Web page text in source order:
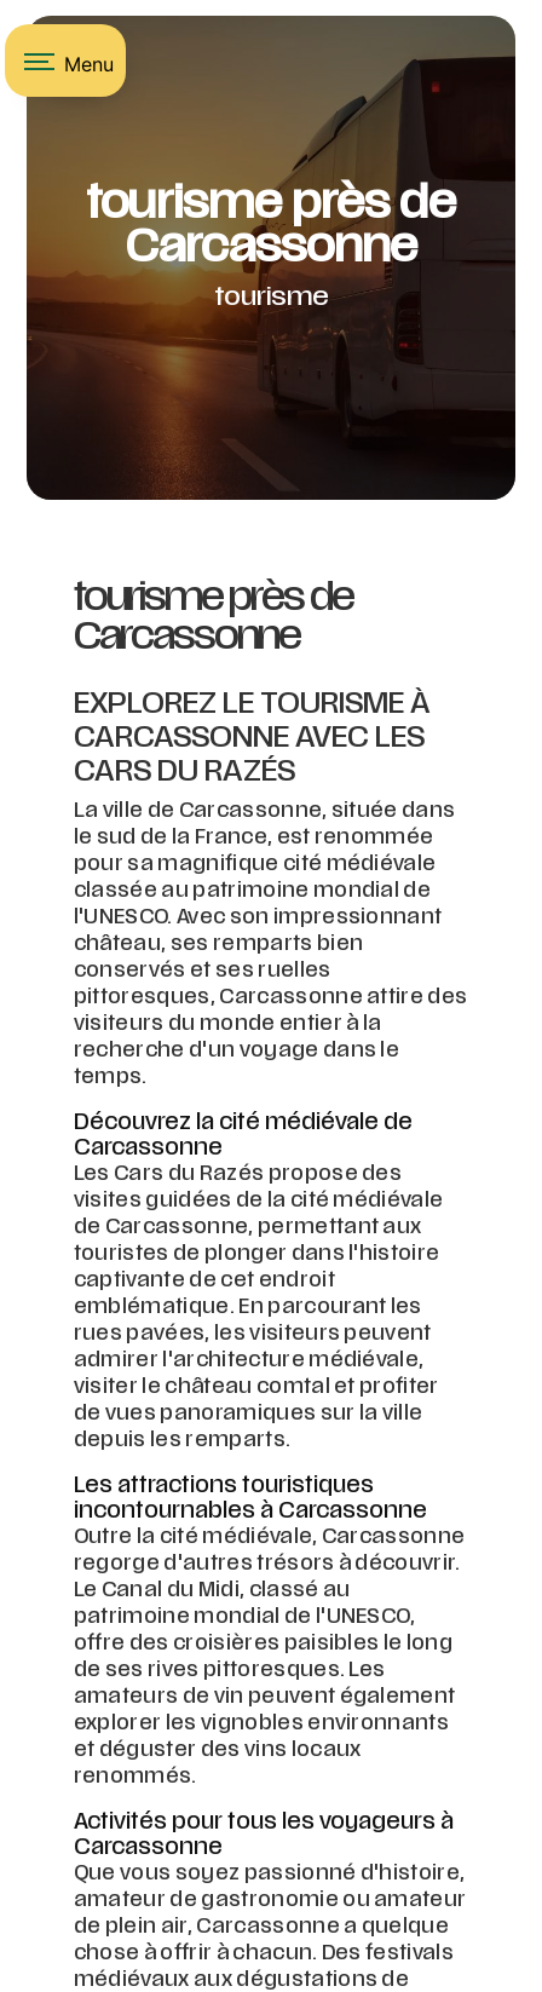
Menu
tourisme près de
Carcassonne
tourisme
tourisme près de
Carcassonne
EXPLOREZ LE TOURISME À
CARCASSONNE AVEC LES
CARS DU RAZÉS
La ville de Carcassonne, située dans
le sud de la France, est renommée
pour sa magnifique cité médiévale
classée au patrimoine mondial de
l'UNESCO. Avec son impressionnant
château, ses remparts bien
conservés et ses ruelles
pittoresques, Carcassonne attire des
visiteurs du monde entier à la
recherche d'un voyage dans le
temps.
Découvrez la cité médiévale de
Carcassonne
Les Cars du Razés propose des
visites guidées de la cité médiévale
de Carcassonne, permettant aux
touristes de plonger dans l'histoire
captivante de cet endroit
emblématique. En parcourant les
rues pavées, les visiteurs peuvent
admirer l'architecture médiévale,
visiter le château comtal et profiter
de vues panoramiques sur la ville
depuis les remparts.
Les attractions touristiques
incontournables à Carcassonne
Outre la cité médiévale, Carcassonne
regorge d'autres trésors à découvrir.
Le Canal du Midi, classé au
patrimoine mondial de l'UNESCO,
offre des croisières paisibles le long
de ses rives pittoresques. Les
amateurs de vin peuvent également
explorer les vignobles environnants
et déguster des vins locaux
renommés.
Activités pour tous les voyageurs à
Carcassonne
Que vous soyez passionné d'histoire,
amateur de gastronomie ou amateur
de plein air, Carcassonne a quelque
chose à offrir à chacun. Des festivals
médiévaux aux dégustations de
Panneau de gestion des cookies